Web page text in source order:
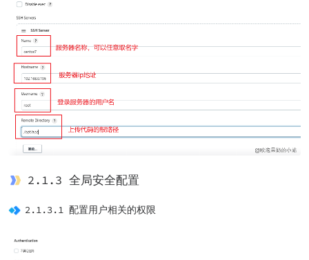
2.1.3 全局安全配置
2.1.3.1 配置用户相关的权限